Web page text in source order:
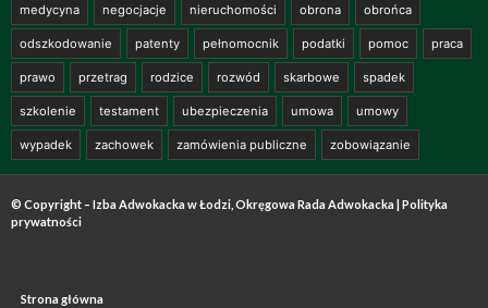
medycyna negocjacje nieruchomości obrona obrońca
odszkodowanie patenty pełnomocnik podatki pomoc praca
prawo przetrag rodzice rozwód skarbowe spadek
szkolenie testament ubezpieczenia umowa umowy
wypadek zachowek zamówienia publiczne zobowiązanie
© Copyright – Izba Adwokacka w Łodzi, Okręgowa Rada Adwokacka | Polityka
prywatności
Strona główna